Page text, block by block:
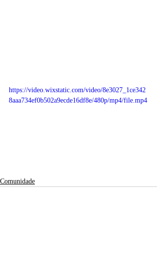
https://video.wixstatic.com/video/8e3027_1ce342
8aaa734ef0b502a9ecde16df8e/480p/mp4/file.mp4
Comunidade